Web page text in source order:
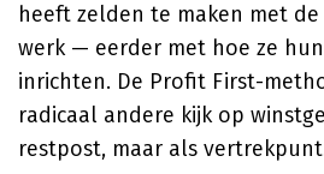
heeft zelden te maken met
werk — eerder met hoe ze
inrichten. De Profit First-
radicaal andere kijk op
restpost, maar als